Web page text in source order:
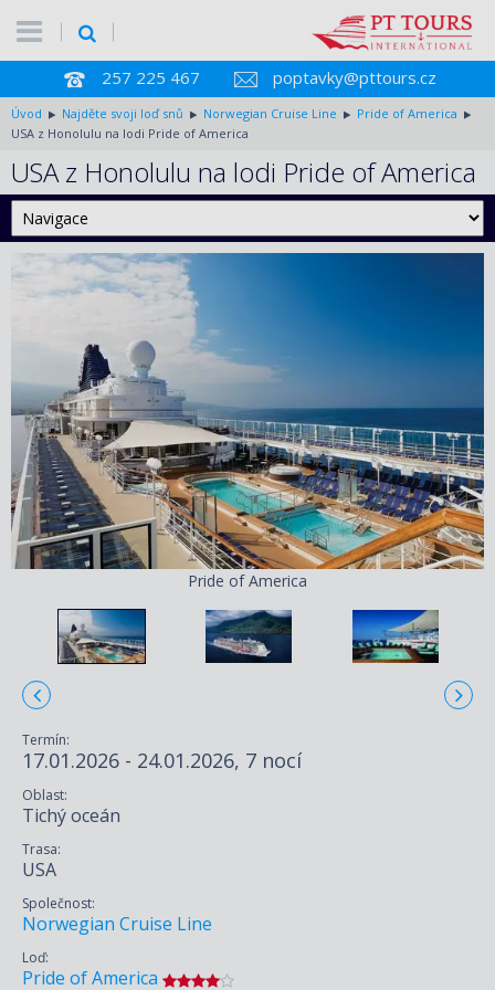
257 225 467 poptavky@pttours.cz
Úvod Najděte svoji loď snů Norwegian Cruise Line
Pride of America
USA z Honolulu na lodi Pride of America
USA z Honolulu na lodi Pride of America
Pride of America
Termín:
17.01.2026 - 24.01.2026, 7 nocí
Oblast:
Tichý oceán
Trasa:
USA
Společnost:
Norwegian Cruise Line
Loď:
Pride of America